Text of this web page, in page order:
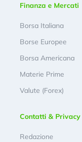
Finanza e Mercati
Borsa Italiana
Borse Europee
Borsa Americana
Materie Prime
Valute (Forex)
Contatti & Privacy
Redazione